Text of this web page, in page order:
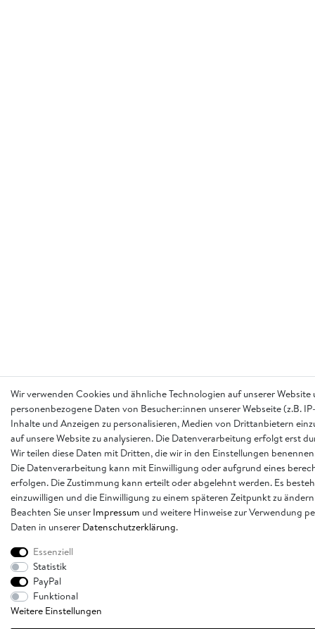
Wir verwenden Cookies und ähnliche Technologien auf unserer
personenbezogene Daten von Besucher:innen unserer Webseite (z.B.
Inhalte und Anzeigen zu personalisieren, Medien von Drittanbietern
auf unsere Website zu analysieren. Die Datenverarbeitung erfolgt erst
Wir teilen diese Daten mit Dritten, die wir in den Einstellungen
Die Datenverarbeitung kann mit Einwilligung oder aufgrund eines
erfolgen. Die Zustimmung kann erteilt oder abgelehnt werden. Es
einzuwilligen und die Einwilligung zu einem späteren Zeitpunkt zu
Beachten Sie unser Impressum und weitere Hinweise zur Verwendung
Daten in unserer Daten­schutz­erklärung.
Essenziell
Statistik
PayPal
Funktional
Weitere Einstellungen